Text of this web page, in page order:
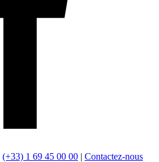
(+33) 1 69 45 00 00 | Contactez-nous